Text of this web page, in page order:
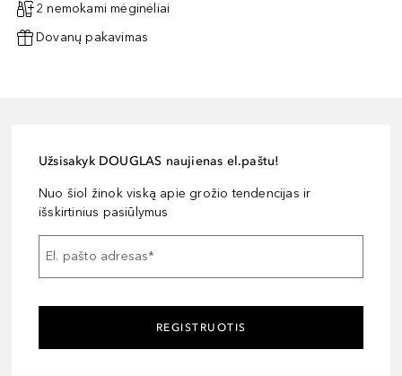
2 nemokami mėginėliai
Dovanų pakavimas
Užsisakyk DOUGLAS naujienas el.paštu!
Nuo šiol žinok viską apie grožio tendencijas ir
išskirtinius pasiūlymus
El. pašto adresas*
REGISTRUOTIS